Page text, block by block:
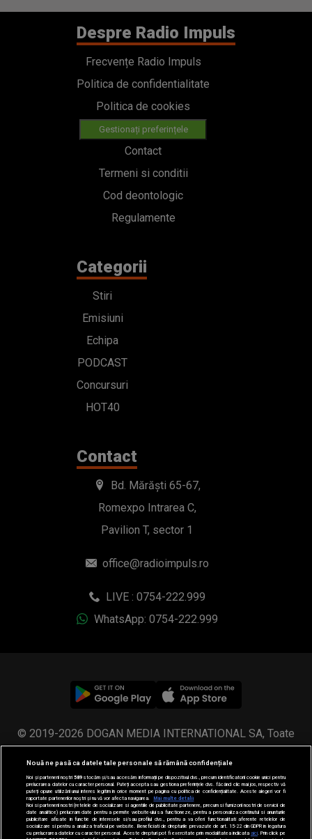
Despre Radio Impuls
Frecvențe Radio Impuls
Politica de confidentialitate
Politica de cookies
Gestionați preferințele
Contact
Termeni si conditii
Cod deontologic
Regulamente
Categorii
Stiri
Emisiuni
Echipa
PODCAST
Concursuri
HOT40
Contact
Bd. Mărăști 65-67,
Romexpo Intrarea C,
Pavilion T, sector 1
office@radioimpuls.ro
LIVE : 0754-222.999
WhatsApp: 0754-222.999
© 2019-2026 DOGAN MEDIA INTERNATIONAL SA, Toate
drepturile rezervate.
Nouă ne pasă ca datele tale personale să rămână confidențiale
Noi și partenerii noștri589stocăm și/sau accesăm informații pe dispozitivul dvs., precum identificatorii cookie unici pentru
prelucrarea datelor cu caracter personal. Puteți accepta sau gestiona preferințele dvs. făcând clic mai jos, respectiv vă
puteți opune utilizării unui interes legitim în orice moment pe pagina cu politica de confidențialitate. Aceste alegeri vor fi
raportate partenerilor noștri și nu vă vor afecta navigarea.
Mai multe detalii
Noi si partenerii nostri (retelele de socializare si agentiile de publicitate partenere, precum si furnizorii nostri de servicii de
date analitice) prelucram date pentru a permite website-ului sa functioneze, pentru a personaliza continutul si anunturile
publicitare afisate in functie de interesele si/sau profilul dvs., pentru a va oferi functionalitati aferente retelelor de
socializare si pentru a analiza traficul pe website. Beneficiati de drepturile prevazute de art. 15-22 din GDPR in legatura
cu prelucrarea datelor cu caracter personal. Aceste drepturi pot fi exercitate prin modalitatea indicataaici . Prin click pe